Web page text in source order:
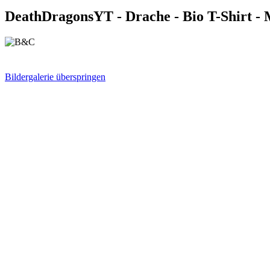
DeathDragonsYT - Drache - Bio T-Shirt -
Bildergalerie überspringen